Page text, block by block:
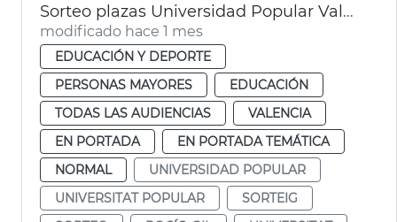
Sorteo plazas Universidad Popular València
modificado hace 1 mes
EDUCACIÓN Y DEPORTE
PERSONAS MAYORES
EDUCACIÓN
TODAS LAS AUDIENCIAS
VALENCIA
EN PORTADA
EN PORTADA TEMÁTICA
NORMAL
UNIVERSIDAD POPULAR
UNIVERSITAT POPULAR
SORTEIG